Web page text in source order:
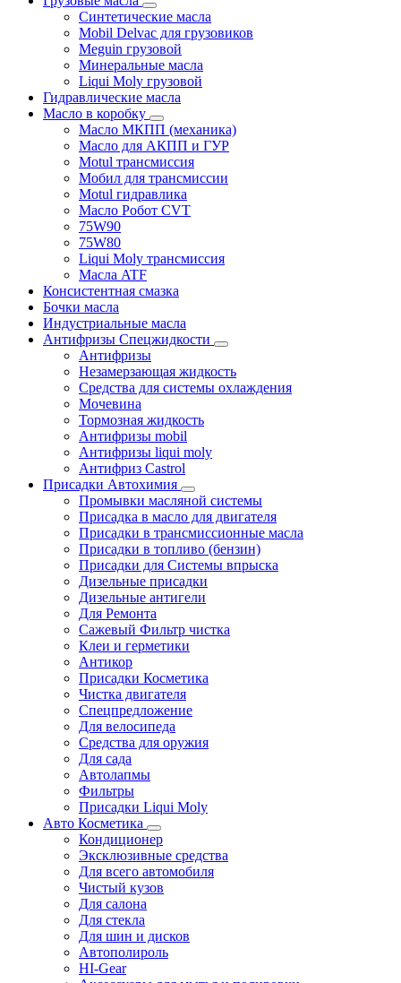
Синтетические масла
Mobil Delvac для грузовиков
Meguin грузовой
Минеральные масла
Liqui Moly грузовой
Гидравлические масла
Масло в коробку
Масло МКПП (механика)
Масло для АКПП и ГУР
Motul трансмиссия
Мобил для трансмиссии
Motul гидравлика
Масло Робот CVT
75W90
75W80
Liqui Moly трансмиссия
Масла ATF
Консистентная смазка
Бочки масла
Индустриальные масла
Антифризы Спецжидкости
Антифризы
Незамерзающая жидкость
Средства для системы охлаждения
Мочевина
Тормозная жидкость
Антифризы mobil
Антифризы liqui moly
Антифриз Castrol
Присадки Автохимия
Промывки масляной системы
Присадка в масло для двигателя
Присадки в трансмиссионные масла
Присадки в топливо (бензин)
Присадки для Системы впрыска
Дизельные присадки
Дизельные антигели
Для Ремонта
Сажевый Фильтр чистка
Клеи и герметики
Антикор
Присадки Косметика
Чистка двигателя
Спецпредложение
Для велосипеда
Средства для оружия
Для сада
Автолапмы
Фильтры
Присадки Liqui Moly
Авто Косметика
Кондиционер
Эксклюзивные средства
Для всего автомобиля
Чистый кузов
Для салона
Для стекла
Для шин и дисков
Автополироль
HI-Gear